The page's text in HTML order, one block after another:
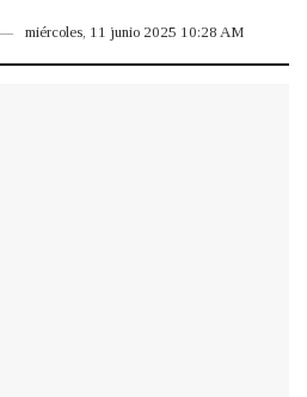
miércoles, 11 junio 2025 10:28 AM